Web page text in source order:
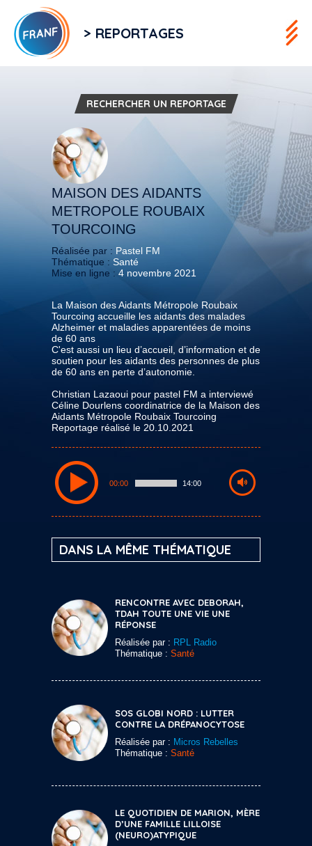
> REPORTAGES
RECHERCHER UN REPORTAGE
MAISON DES AIDANTS
METROPOLE ROUBAIX
TOURCOING
Réalisée par : Pastel FM
Thématique : Santé
Mise en ligne : 4 novembre 2021
La Maison des Aidants Métropole Roubaix
Tourcoing accueille les aidants des malades
Alzheimer et maladies apparentées de moins
de 60 ans
C'est aussi un lieu d’accueil, d’information et de
soutien pour les aidants des personnes de plus
de 60 ans en perte d’autonomie.
Christian Lazaoui pour pastel FM a interviewé
Céline Dourlens coordinatrice de la Maison des
Aidants Métropole Roubaix Tourcoing
Reportage réalisé le 20.10.2021
00:00 14:00
DANS LA MÊME THÉMATIQUE
RENCONTRE AVEC DEBORAH,
TDAH TOUTE UNE VIE UNE
RÉPONSE
Réalisée par : RPL Radio
Thématique : Santé
SOS GLOBI NORD : LUTTER
CONTRE LA DRÉPANOCYTOSE
Réalisée par : Micros Rebelles
Thématique : Santé
LE QUOTIDIEN DE MARION, MÈRE
D’UNE FAMILLE LILLOISE
(NEURO)ATYPIQUE